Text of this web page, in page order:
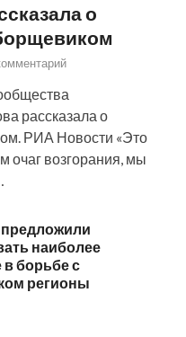
о
рассказала о
РИА Новости «Это
очаг возгорания, мы
наиболее
борьбе с
регионы